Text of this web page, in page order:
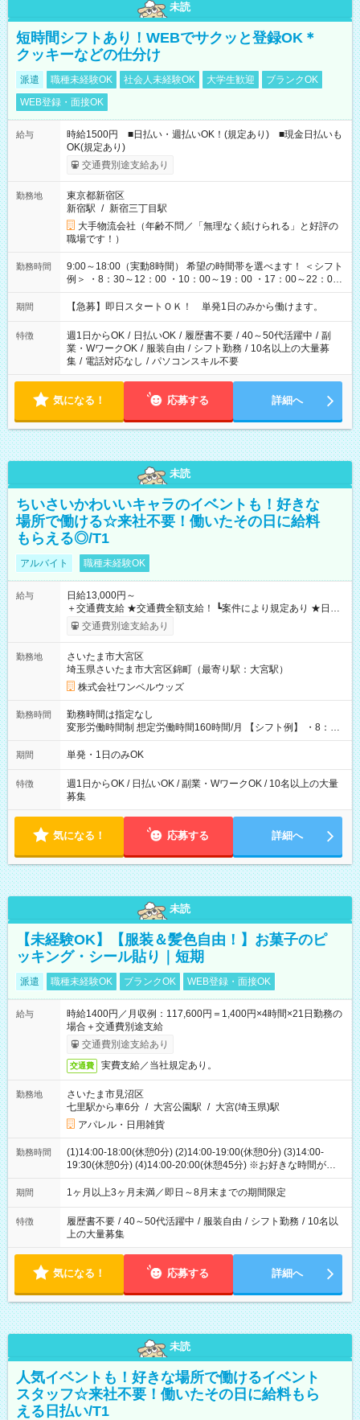
未読
短時間シフトあり！WEBでサクッと登録OK＊
クッキーなどの仕分け
派遣 職種未経験OK 社会人未経験OK 大学生歓迎
ブランクOK
WEB登録・面接OK
給与
時給1500円 ■日払い・週払いOK！(規定あり) ■現金日払いも
OK(規定あり)
交通費別途支給あり
勤務地
東京都新宿区
新宿駅 / 新宿三丁目駅
大手物流会社（年齢不問／「無理なく続けられる」と好評の
職場です！）
勤務時間
9:00～18:00（実動8時間） 希望の時間帯を選べます！ ＜シフト
例＞ ・8：30～12：00 ・10：00～19：00 ・17：00～22：00
・13：00～22：00 ・22：00～翌6：00 など
期間 【急募】即日スタートＯＫ！ 単発1日のみから働けます。
特徴 週1日からOK / 日払いOK / 履歴書不要 / 40～50代活躍中 / 副
業・WワークOK / 服装自由 / シフト勤務 / 10名以上の大量募
集 / 電話対応なし / パソコンスキル不要
気になる！ 応募する 詳細へ
未読
ちいさいかわいいキャラのイベントも！好きな
場所で働ける☆来社不要！働いたその日に給料
もらえる◎/T1
アルバイト 職種未経験OK
給与
日給13,000円～
＋交通費支給 ★交通費全額支給！ ┗案件により規定あり ★日払
いOK！（規定あり） ┗働いたその日に現金GET♪ お仕事後はコ
ンビニATMから 日払い分を引き落とせます！ 【試用期間】試
交通費別途支給あり
勤務地
さいたま市大宮区
埼玉県さいたま市大宮区錦町（最寄り駅：大宮駅）
株式会社ワンベルウッズ
勤務時間
勤務時間は指定なし
変形労働時間制 想定労働時間160時間/月 【シフト例】 ・8：00
～21：00
期間 単発・1日のみOK
特徴
週1日からOK / 日払いOK / 副業・WワークOK / 10名以上の大量
募集
気になる！ 応募する 詳細へ
未読
【未経験OK】【服装＆髪色自由！】お菓子のピ
ッキング・シール貼り｜短期
派遣 職種未経験OK ブランクOK WEB登録・面接OK
給与
時給1400円／月収例：117,600円＝1,400円×4時間×21日勤務の
場合＋交通費別途支給
交通費別途支給あり
交通費 実費支給／当社規定あり。
勤務地
さいたま市見沼区
七里駅から車6分 / 大宮公園駅 / 大宮(埼玉県)駅
アパレル・日用雑貨
勤務時間
(1)14:00-18:00(休憩0分) (2)14:00-19:00(休憩0分) (3)14:00-
19:30(休憩0分) (4)14:00-20:00(休憩45分) ※お好きな時間が選べ
ます
期間 1ヶ月以上3ヶ月未満／即日～8月末までの期間限定
特徴 履歴書不要 / 40～50代活躍中 / 服装自由 / シフト勤務 / 10名以
上の大量募集
気になる！ 応募する 詳細へ
未読
人気イベントも！好きな場所で働けるイベント
スタッフ☆来社不要！働いたその日に給料もら
える日払い/T1